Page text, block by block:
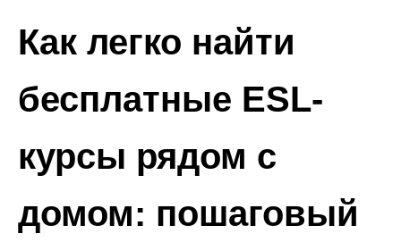
Как легко найти
бесплатные ESL-
курсы рядом с
домом: пошаговый